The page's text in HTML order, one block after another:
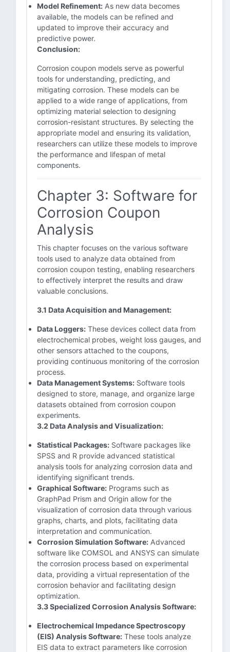
Model Refinement: As new data becomes
available, the models can be refined and
updated to improve their accuracy and
predictive power.
Conclusion:
Corrosion coupon models serve as powerful
tools for understanding, predicting, and
mitigating corrosion. These models can be
applied to a wide range of applications, from
optimizing material selection to designing
corrosion-resistant structures. By selecting the
appropriate model and ensuring its validation,
researchers can utilize these models to improve
the performance and lifespan of metal
components.
Chapter 3: Software for
Corrosion Coupon
Analysis
This chapter focuses on the various software
tools used to analyze data obtained from
corrosion coupon testing, enabling researchers
to effectively interpret the results and draw
valuable conclusions.
3.1 Data Acquisition and Management:
Data Loggers: These devices collect data from
electrochemical probes, weight loss gauges, and
other sensors attached to the coupons,
providing continuous monitoring of the corrosion
process.
Data Management Systems: Software tools
designed to store, manage, and organize large
datasets obtained from corrosion coupon
experiments.
3.2 Data Analysis and Visualization:
Statistical Packages: Software packages like
SPSS and R provide advanced statistical
analysis tools for analyzing corrosion data and
identifying significant trends.
Graphical Software: Programs such as
GraphPad Prism and Origin allow for the
visualization of corrosion data through various
graphs, charts, and plots, facilitating data
interpretation and communication.
Corrosion Simulation Software: Advanced
software like COMSOL and ANSYS can simulate
the corrosion process based on experimental
data, providing a virtual representation of the
corrosion behavior and facilitating design
optimization.
3.3 Specialized Corrosion Analysis Software:
Electrochemical Impedance Spectroscopy
(EIS) Analysis Software: These tools analyze
EIS data to extract parameters like corrosion